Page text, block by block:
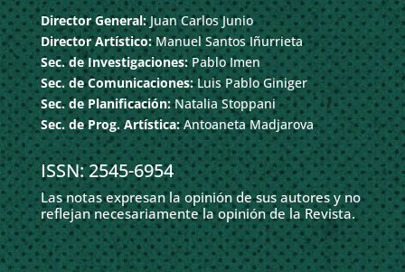
Director General:Juan Carlos Junio
Director Artístico:Manuel Santos Iñurrieta
Sec. de Investigaciones:Pablo Imen
Sec. de Comunicaciones:Luis Pablo Giniger
Sec. de Planificación:Natalia Stoppani
Sec. de Prog. Artística:Antoaneta Madjarova
ISSN: 2545-6954
Las notas expresan la opinión de sus autores y no
reflejan necesariamente la opinión de la Revista.